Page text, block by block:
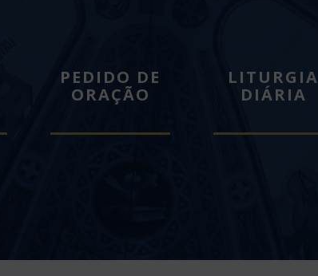
PEDIDO DE
ORAÇÃO
LITURGIA
DIÁRIA